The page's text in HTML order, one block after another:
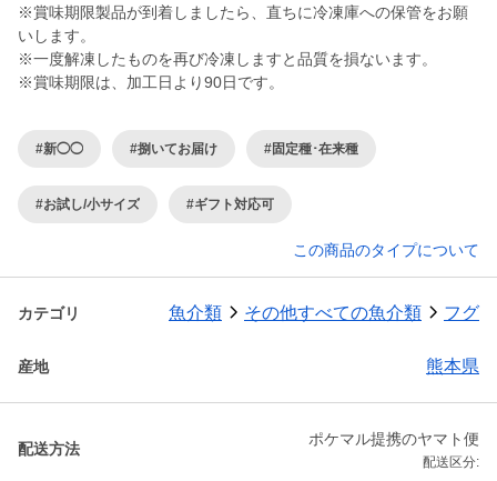
※賞味期限製品が到着しましたら、直ちに冷凍庫への保管をお願
いします。
※一度解凍したものを再び冷凍しますと品質を損ないます。
※賞味期限は、加工日より90日です。
#新◯◯ #捌いてお届け #固定種･在来種
#お試し/小サイズ #ギフト対応可
この商品のタイプについて
カテゴリ 魚介類 その他すべての魚介類 フグ
産地 熊本県
配送方法
ポケマル提携のヤマト便
配送区分: